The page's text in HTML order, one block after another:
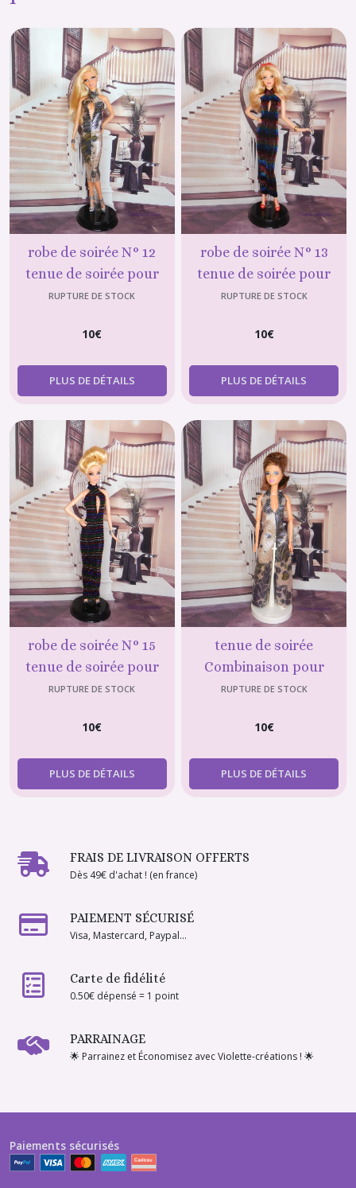
robe de soirée N° 12
tenue de soirée pour
poupée mannequin
RUPTURE DE STOCK
10€
PLUS DE DÉTAILS
robe de soirée N° 13
tenue de soirée pour
poupée mannequin
RUPTURE DE STOCK
10€
PLUS DE DÉTAILS
robe de soirée N° 15
tenue de soirée pour
poupée mannequin
RUPTURE DE STOCK
10€
PLUS DE DÉTAILS
tenue de soirée
Combinaison pour
poupée mannequin
RUPTURE DE STOCK
10€
PLUS DE DÉTAILS
FRAIS DE LIVRAISON OFFERTS
Dès 49€ d'achat ! (en france)
PAIEMENT SÉCURISÉ
Visa, Mastercard, Paypal...
Carte de fidélité
0.50€ dépensé = 1 point
PARRAINAGE
🌟 Parrainez et Économisez avec Violette-créations ! 🌟
Paiements sécurisés